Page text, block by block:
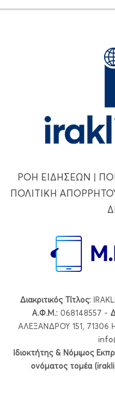
ΡΟΗ ΕΙΔΗΣΕΩΝ |
ΠΟΛΙΤΙΚΗ
Διακριτικός Τίτλος:
Α.Φ.Μ.: 068148557 -
ΑΛΕΞΑΝΔΡΟΥ 151, 71306
Ιδιοκτήτης & Νόμιμος
ονόματος τομέα